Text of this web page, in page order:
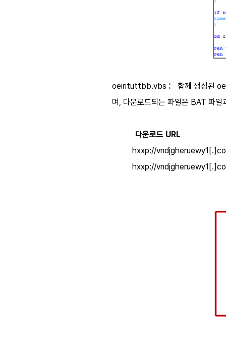
oeirituttbb.vbs 는 함께 생성된
며 , 다운로드되는 파일은 BAT 파일
다운로드 URL
hxxp://
hxxp://